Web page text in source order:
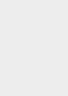
al
esta